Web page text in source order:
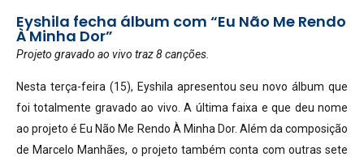
Eyshila fecha álbum com “Eu Não Me Rendo
À Minha Dor”
Projeto gravado ao vivo traz 8 canções.
Nesta terça-feira (15), Eyshila apresentou seu novo álbum que
foi totalmente gravado ao vivo. A última faixa e que deu nome
ao projeto é Eu Não Me Rendo À Minha Dor. Além da composição
de Marcelo Manhães, o projeto também conta com outras sete